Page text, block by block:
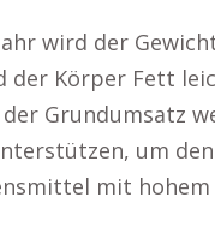
wird der
der Körper Fett
Grundumsatz
um
mit